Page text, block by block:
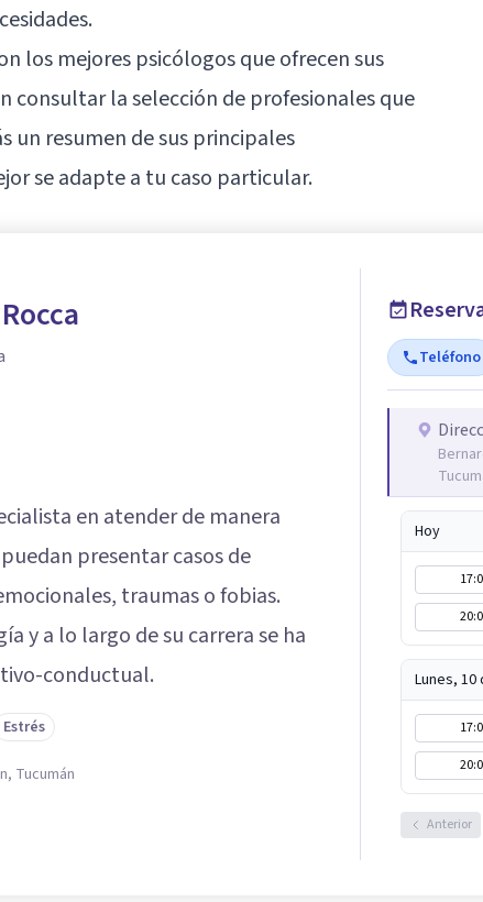
los mejores psicólogos que ofrecen sus
consultar la selección de profesionales que
un resumen de sus principales
se adapte a tu caso particular.
en atender de manera
presentar casos de
traumas o fobias.
y a lo largo de su carrera se ha
conductual.
Estrés
Tucumán
Teléfono
Hoy
Lunes,
Anterior